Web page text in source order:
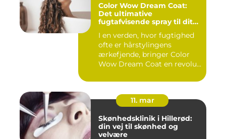
Color Wow Dream Coat:
Det ultimative
fugtafvisende spray til dit
I en verden, hvor fugtighed
ofte er hårstylingens
ærkefjende, bringer Color
Wow Dream Coat en revolu...
11. mar
Skønhedsklinik i Hillerød:
din vej til skønhed og
velvære